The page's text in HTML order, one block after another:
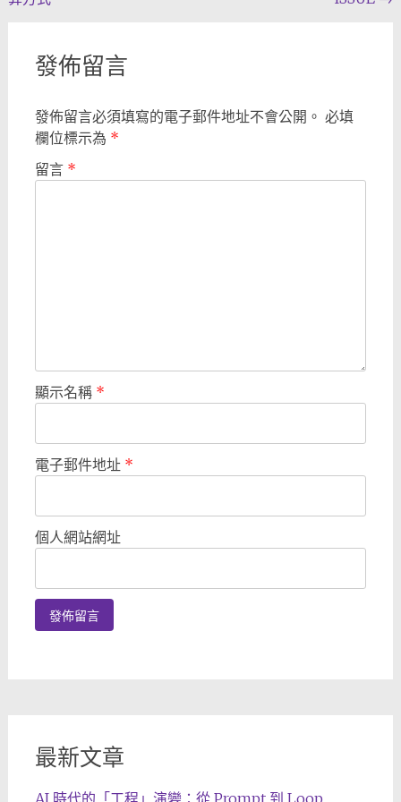
navigation
發佈留言
發佈留言必須填寫的電子郵件地址不會公開。 必填
欄位標示為 *
留言 *
顯示名稱 *
電子郵件地址 *
個人網站網址
最新文章
AI 時代的「工程」演變：從 Prompt 到 Loop